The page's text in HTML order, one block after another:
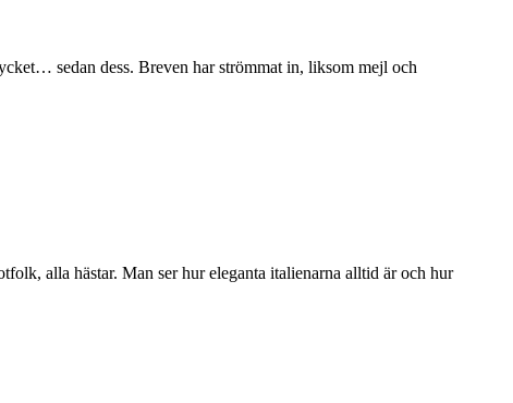
sedan dess. Breven har strömmat in, liksom mejl och
alla hästar. Man ser hur eleganta italienarna alltid är och hur